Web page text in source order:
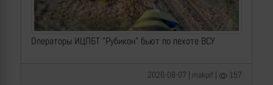
Операторы ИЦПБТ "Рубикон" бьют по пехоте ВСУ
2026-08-07 | makpif | 157